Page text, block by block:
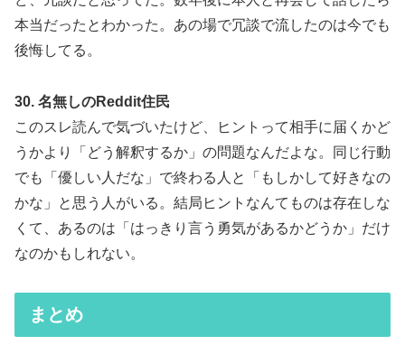
本当だったとわかった。あの場で冗談で流したのは今でも
後悔してる。
30. 名無しのReddit住民
このスレ読んで気づいたけど、ヒントって相手に届くかど
うかより「どう解釈するか」の問題なんだよな。同じ行動
でも「優しい人だな」で終わる人と「もしかして好きなの
かな」と思う人がいる。結局ヒントなんてものは存在しな
くて、あるのは「はっきり言う勇気があるかどうか」だけ
なのかもしれない。
まとめ